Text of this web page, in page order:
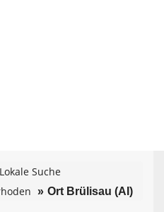
Lokale Suche
Ort Brülisau (AI)